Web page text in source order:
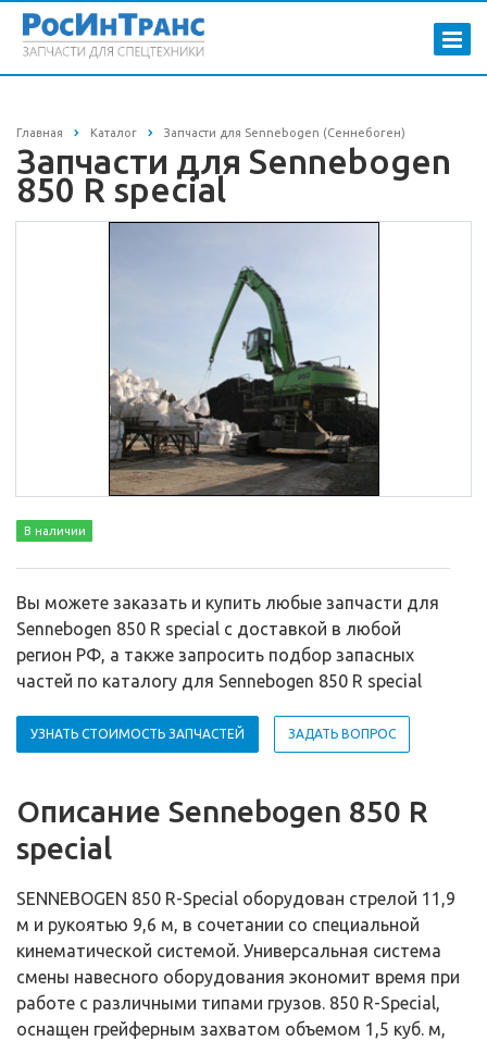
Главная Каталог Запчасти для Sennebogen (Сеннебоген)
Запчасти для Sennebogen
850 R special
В наличии
Вы можете заказать и купить любые запчасти для
Sennebogen 850 R special с доставкой в любой
регион РФ, а также запросить подбор запасных
частей по каталогу для Sennebogen 850 R special
УЗНАТЬ СТОИМОСТЬ ЗАПЧАСТЕЙ ЗАДАТЬ ВОПРОС
Описание Sennebogen 850 R
special
SENNEBOGEN 850 R-Special оборудован стрелой 11,9
м и рукоятью 9,6 м, в сочетании со специальной
кинематической системой. Универсальная система
смены навесного оборудования экономит время при
работе с различными типами грузов. 850 R-Special,
оснащен грейферным захватом объемом 1,5 куб. м,